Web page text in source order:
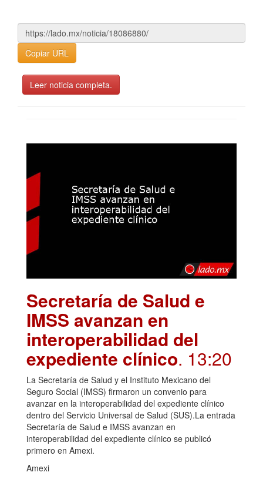
Copiar URL
Leer noticia completa.
Secretaría de Salud e
IMSS avanzan en
interoperabilidad del
expediente clínico. 13:20
La Secretaría de Salud y el Instituto Mexicano del
Seguro Social (IMSS) firmaron un convenio para
avanzar en la interoperabilidad del expediente clínico
dentro del Servicio Universal de Salud (SUS).La entrada
Secretaría de Salud e IMSS avanzan en
interoperabilidad del expediente clínico se publicó
primero en Amexi.
Amexi